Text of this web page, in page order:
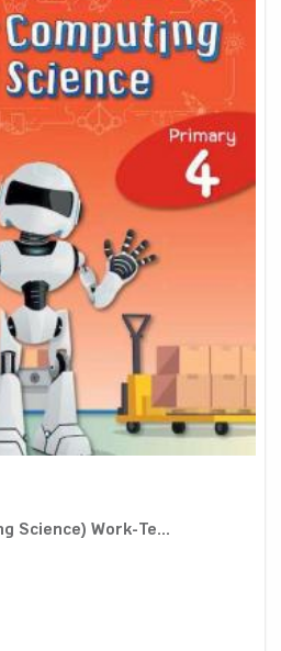
Science) Work-Te...